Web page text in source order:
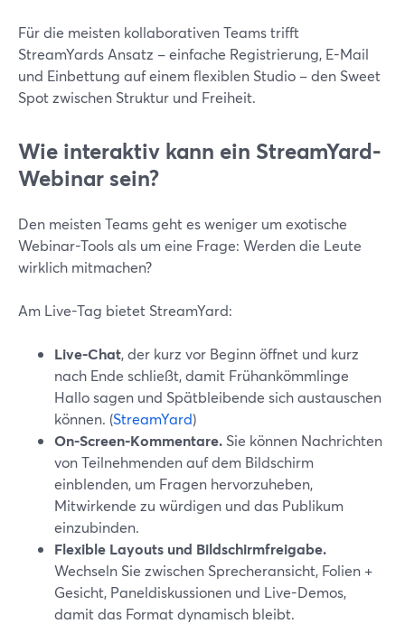
Für die meisten kollaborativen Teams trifft
StreamYards Ansatz – einfache Registrierung, E-Mail
und Einbettung auf einem flexiblen Studio – den Sweet
Spot zwischen Struktur und Freiheit.
Wie interaktiv kann ein StreamYard-
Webinar sein?
Den meisten Teams geht es weniger um exotische
Webinar-Tools als um eine Frage: Werden die Leute
wirklich mitmachen?
Am Live-Tag bietet StreamYard:
Live-Chat, der kurz vor Beginn öffnet und kurz
nach Ende schließt, damit Frühankömmlinge
Hallo sagen und Spätbleibende sich austauschen
können. (StreamYard)
On-Screen-Kommentare. Sie können Nachrichten
von Teilnehmenden auf dem Bildschirm
einblenden, um Fragen hervorzuheben,
Mitwirkende zu würdigen und das Publikum
einzubinden.
Flexible Layouts und Bildschirmfreigabe.
Wechseln Sie zwischen Sprecheransicht, Folien +
Gesicht, Paneldiskussionen und Live-Demos,
damit das Format dynamisch bleibt.